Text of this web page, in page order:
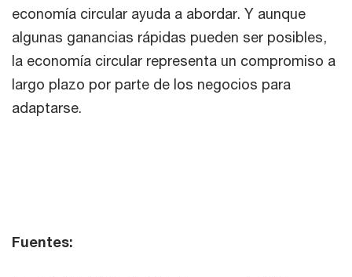
economía circular ayuda a abordar. Y aunque
algunas ganancias rápidas pueden ser posibles,
la economía circular representa un compromiso a
largo plazo por parte de los negocios para
adaptarse.
Fuentes: